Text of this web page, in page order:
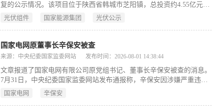
复的公示情况。该项目位于陕西省韩城市芝阳镇，总投资约4.55亿元，
建设工期8个月，占地约193万平方米。工程拟安装近19万块635瓦单晶
项目实际征地发生重大调整：变动后全部用地均为新增，不再沿用原有
地块。项目建设单位为国能韩城新能源有限公司，其控股股东为国家能
光伏组件 国家能源集团 光伏公示
国家电网原董事长辛保安被查
来源：中央纪委国家监委网站 发布时间：2026-08-01 14:38:44
文章报道了国家电网有限公司原党组书记、董事长辛保安被查的消息。
7月31日，中央纪委国家监委网站发布通报称，辛保安因涉嫌严重违纪
违法，正接受纪律审查和监察调查。作为曾长期执掌我国最大公用事业
国家电网 辛保安